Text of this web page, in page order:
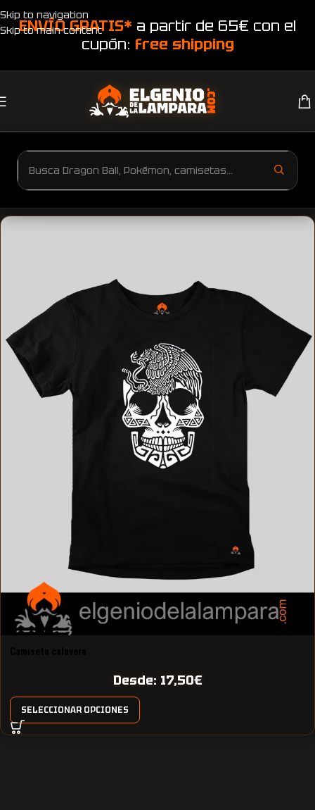
Skip to navigation
Skip to main content
ENVÍO GRATIS* a partir de 65€ con el
cupón: free shipping
Inicio Productos etiquetados “Camiseta calavera”
Desde: 17,50€
SELECCIONAR OPCIONES